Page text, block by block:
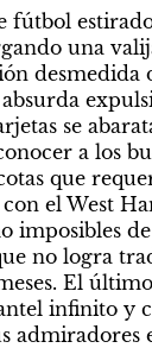
fútbol
una
desmedida
se
a los
que
el West
imposibles
no logra
El
infinito y